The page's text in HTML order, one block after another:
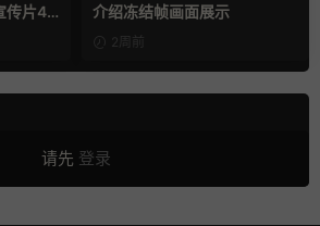
传片4K
介绍冻结帧画面展示
2周前
请先 登录